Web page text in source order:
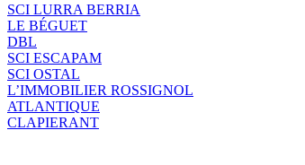
SCI LURRA BERRIA
LE BÉGUET
DBL
SCI ESCAPAM
SCI OSTAL
L’IMMOBILIER ROSSIGNOL
ATLANTIQUE
CLAPIERANT